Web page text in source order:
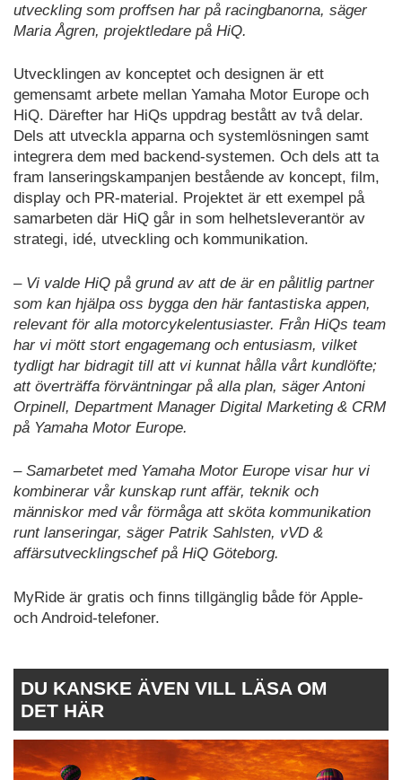
utveckling som proffsen har på racingbanorna, säger
Maria Ågren, projektledare på HiQ.
Utvecklingen av konceptet och designen är ett
gemensamt arbete mellan Yamaha Motor Europe och
HiQ. Därefter har HiQs uppdrag bestått av två delar.
Dels att utveckla apparna och systemlösningen samt
integrera dem med backend-systemen. Och dels att ta
fram lanseringskampanjen bestående av koncept, film,
display och PR-material. Projektet är ett exempel på
samarbeten där HiQ går in som helhetsleverantör av
strategi, idé, utveckling och kommunikation.
– Vi valde HiQ på grund av att de är en pålitlig partner
som kan hjälpa oss bygga den här fantastiska appen,
relevant för alla motorcykelentusiaster. Från HiQs team
har vi mött stort engagemang och entusiasm, vilket
tydligt har bidragit till att vi kunnat hålla vårt kundlöfte;
att överträffa förväntningar på alla plan, säger Antoni
Orpinell, Department Manager Digital Marketing & CRM
på Yamaha Motor Europe.
– Samarbetet med Yamaha Motor Europe visar hur vi
kombinerar vår kunskap runt affär, teknik och
människor med vår förmåga att sköta kommunikation
runt lanseringar, säger Patrik Sahlsten, vVD &
affärsutvecklingschef på HiQ Göteborg.
MyRide är gratis och finns tillgänglig både för Apple-
och Android-telefoner.
DU KANSKE ÄVEN VILL LÄSA OM
DET HÄR